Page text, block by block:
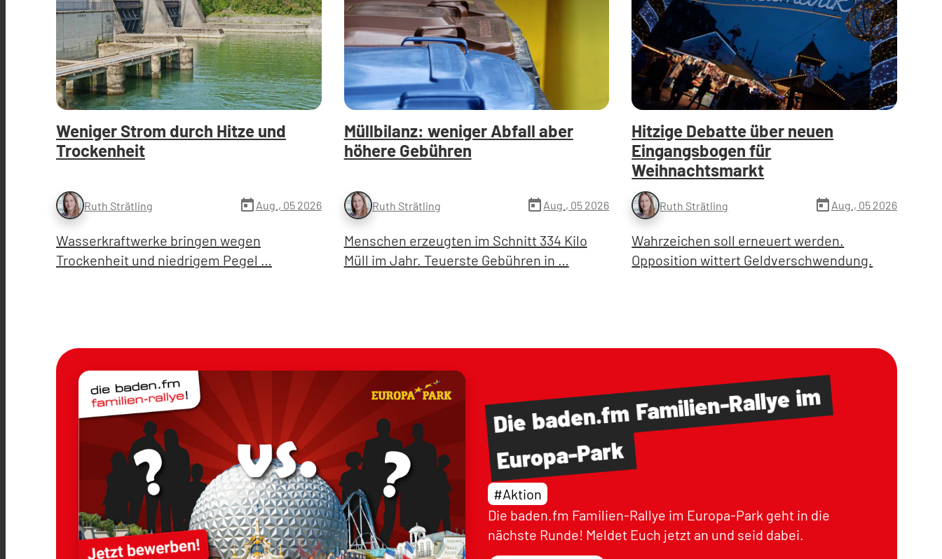
Weniger Strom durch Hitze und
Trockenheit
Ruth Strätling today Aug., 05 2026
Wasserkraftwerke bringen wegen
Trockenheit und niedrigem Pegel …
Müllbilanz: weniger Abfall aber
höhere Gebühren
Ruth Strätling todayAug., 05 2026
Menschen erzeugten im Schnitt 334 Kilo
Müll im Jahr. Teuerste Gebühren in …
Hitzige Debatte über neuen
Eingangsbogen für
Weihnachtsmarkt
Ruth Strätling today Aug., 05 2026
Wahrzeichen soll erneuert werden.
Opposition wittert Geldverschwendung.
Die baden.fmFamilien-Rallyeim
Europa-Park
#Aktion
Die baden.fm Familien-Rallye im Europa-Park geht in die
nächste Runde! Meldet Euch jetzt an und seid dabei.